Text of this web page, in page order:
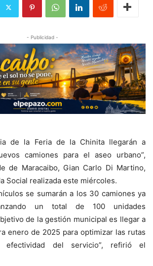
- Publicidad -
de la Feria de la Chinita llegarán a
camiones para el aseo urbano”,
de Maracaibo, Gian Carlo Di Martino,
Social realizada este miércoles.
se sumarán a los 30 camiones ya
un total de 100 unidades
de la gestión municipal es llegar a
enero de 2025 para optimizar las rutas
del servicio”, refirió el